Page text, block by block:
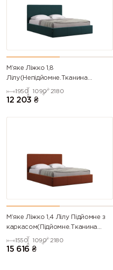
М’яке Ліжко 1,8
Лілу(Непідйомне.Тканина
FLOW,під замовлення)
1950 1090 2180
12 203 ₴
М’яке Ліжко 1,4 Лілу Підйомне з
каркасом(Підйомне.Тканина
FLOW)
1550 1090 2180
15 616 ₴